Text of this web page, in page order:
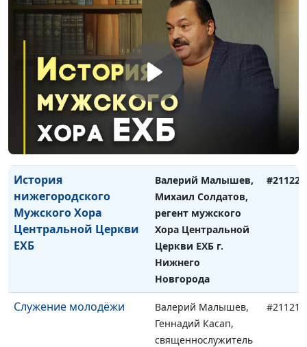
палаты РФ
Служение семьям
Валерий Малышев,
Мария Вачева,
психолог, семейный
консультант и
Владимир Вачев,
священнослужитель,
семейный
консультант
История
нижегородского
Мужского Хора
Центральной Церкви
ЕХБ
Валерий Малышев,
Михаил Солдатов,
регент мужского
Хора Центральной
Церкви ЕХБ г.
Нижнего
Новгорода
#211224
Служение молодёжи
Валерий Малышев,
Геннадий Касап,
священнослужитель
#211210